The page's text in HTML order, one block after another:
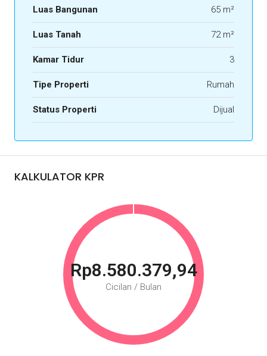
Luas Bangunan 65 m²
Luas Tanah 72 m²
Kamar Tidur 3
Tipe Properti Rumah
Status Properti Dijual
KALKULATOR KPR
Rp8.580.379,94
Cicilan / Bulan